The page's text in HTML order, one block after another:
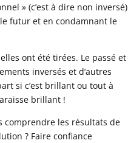
» (c’est à dire non inversé)
futur et en condamnant le
ont été tirées. Le passé et
inversés et d’autres
si c’est brillant ou tout à
brillant !
comprendre les résultats de
? Faire confiance